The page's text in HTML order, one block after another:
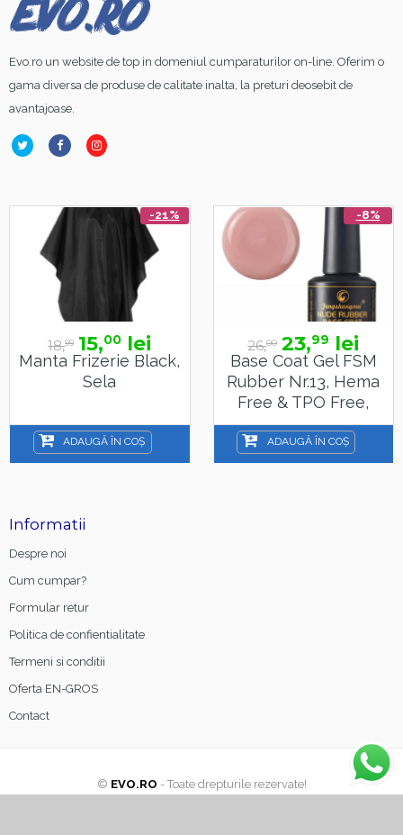
Evo.ro un website de top in domeniul cumparaturilor on-line. Oferim o
gama diversa de produse de calitate inalta, la preturi deosebit de
avantajoase.
-21%
18,99 15,00 lei
Manta Frizerie Black,
Sela
ADAUGĂ ÎN COȘ
-8%
26,00 23,99 lei
Base Coat Gel FSM
Rubber Nr.13, Hema
Free & TPO Free,
15ml
ADAUGĂ ÎN COȘ
Informatii
Despre noi
Cum cumpar?
Formular retur
Politica de confientialitate
Termeni si conditii
Oferta EN-GROS
Contact
© EVO.RO - Toate drepturile rezervate!